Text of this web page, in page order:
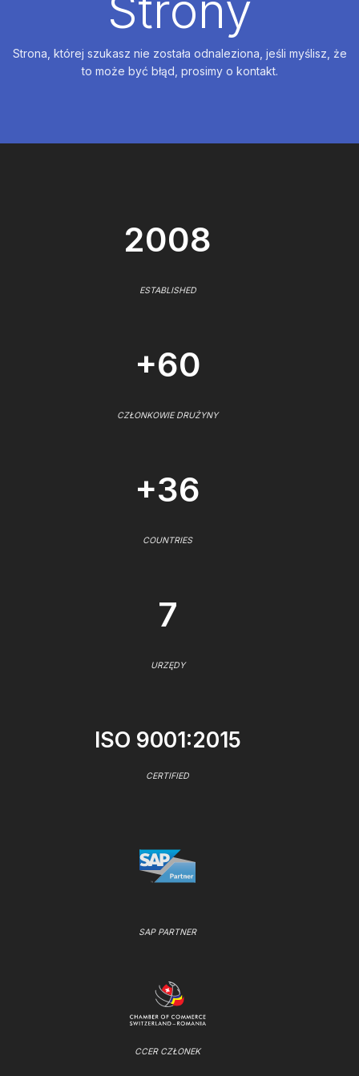
Strona, której szukasz nie została odnaleziona, jeśli myślisz, że
to może być błąd, prosimy o kontakt.
2008
ESTABLISHED
+60
CZŁONKOWIE DRUŻYNY
+36
COUNTRIES
7
URZĘDY
ISO 9001:2015
CERTIFIED
SAP PARTNER
CCER CZŁONEK